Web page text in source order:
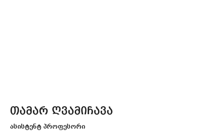
თამარ ღვამიჩავა
ასისტენტ პროფესორი